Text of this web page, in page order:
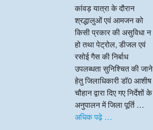
कांवड़ यात्रा के दौरान
श्रद्धालुओं एवं आमजन को
किसी प्रकार की असुविधा न
हो तथा पेट्रोल, डीजल एवं
रसोई गैस की निर्बाध
उपलब्धता सुनिश्चित की जाने
हेतु जिलाधिकारी डॉ0 आशीष
चौहान द्वारा दिए गए निर्देशों के
अनुपालन में जिला पूर्ति …
अधिक पढ़े …